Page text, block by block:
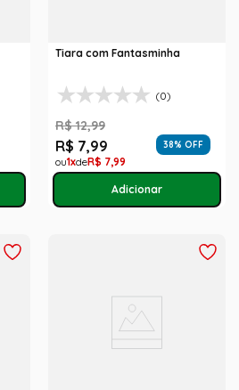
Tiara com Fantasminha
(0)
R$ 12,99
R$ 7,99 38% OFF
1 R$ 7,99